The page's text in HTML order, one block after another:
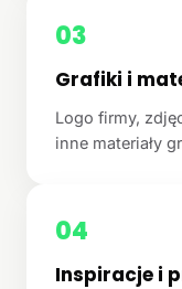
03
Grafiki i
Logo firmy,
inne materiały
04
Inspiracje i